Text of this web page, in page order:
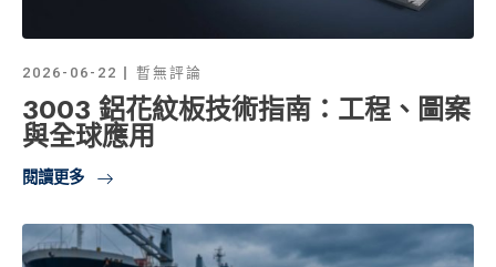
2026-06-22 暫無評論
3003 鋁花紋板技術指南：工程、圖案
與全球應用
閱讀更多